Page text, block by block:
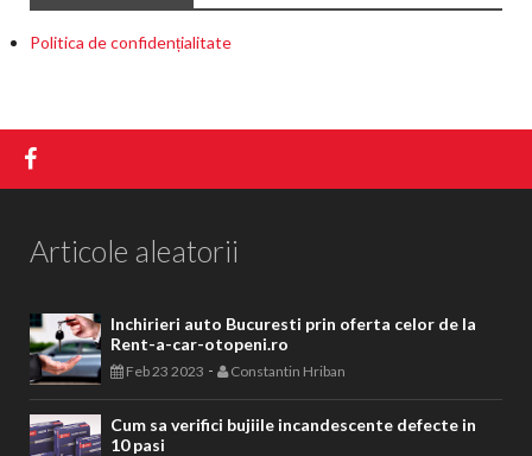
Politica de confidențialitate
Articole aleatorii
Inchirieri auto Bucuresti prin oferta celor de la
Rent-a-car-otopeni.ro
Feb 23 2023 - Constantin Hriban
Cum sa verifici bujiile incandescente defecte in
10 pasi